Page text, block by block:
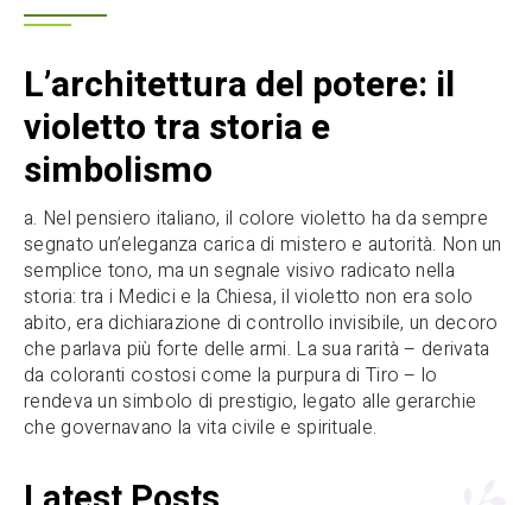
L’architettura del potere: il
violetto tra storia e
simbolismo
a. Nel pensiero italiano, il colore violetto ha da sempre
segnato un’eleganza carica di mistero e autorità. Non un
semplice tono, ma un segnale visivo radicato nella
storia: tra i Medici e la Chiesa, il violetto non era solo
abito, era dichiarazione di controllo invisibile, un decoro
che parlava più forte delle armi. La sua rarità – derivata
da coloranti costosi come la purpura di Tiro – lo
rendeva un simbolo di prestigio, legato alle gerarchie
che governavano la vita civile e spirituale.